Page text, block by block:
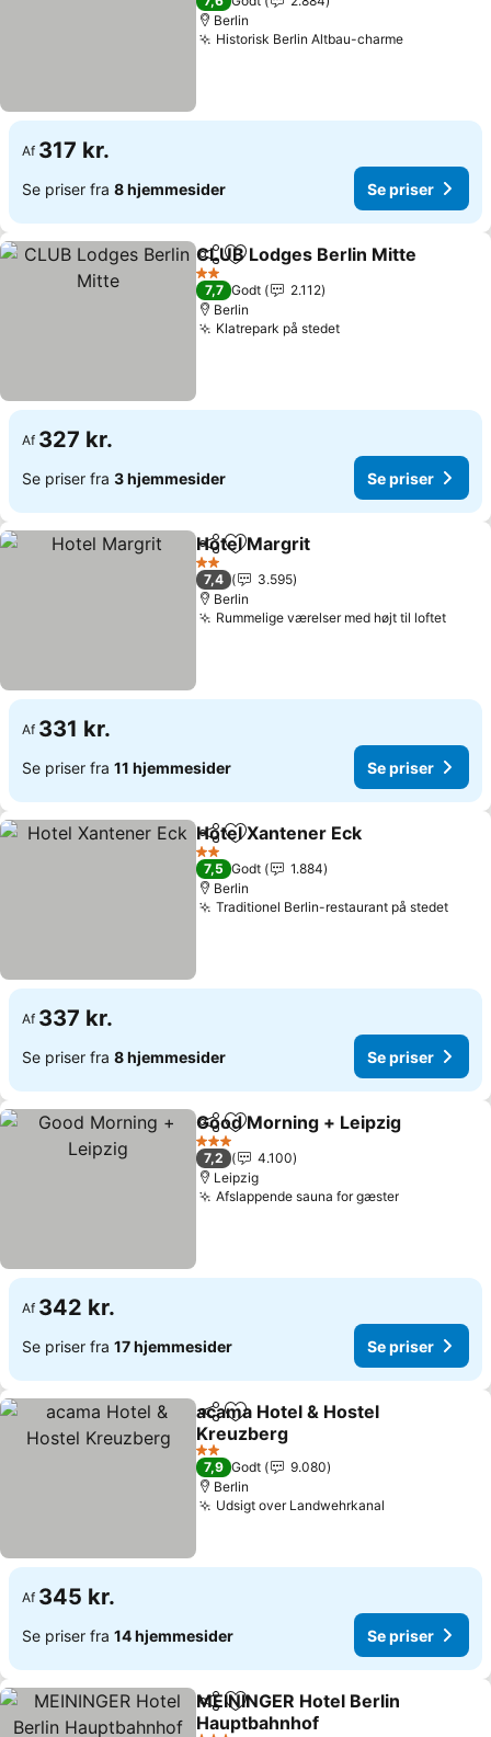
Berlin
Historisk Berlin Altbau-charme
Af 317 kr.
Se priser fra 8 hjemmesider Se priser
Del Føj til favoritter
CLUB Lodges Berlin Mitte
2 Stjerner
7,7 Godt
2.112
Berlin
Klatrepark på stedet
Af 327 kr.
Se priser fra 3 hjemmesider Se priser
Del Føj til favoritter
Hotel Margrit
2 Stjerner
7,4
3.595
Berlin
Rummelige værelser med højt til loftet
Af 331 kr.
Se priser fra 11 hjemmesider Se priser
Del Føj til favoritter
Hotel Xantener Eck
2 Stjerner
7,5 Godt
1.884
Berlin
Traditionel Berlin-restaurant på stedet
Af 337 kr.
Se priser fra 8 hjemmesider Se priser
Del Føj til favoritter
Good Morning + Leipzig
3 Stjerner
7,2
4.100
Leipzig
Afslappende sauna for gæster
Af 342 kr.
Se priser fra 17 hjemmesider Se priser
Del Føj til favoritter
acama Hotel & Hostel
Kreuzberg
2 Stjerner
7,9 Godt
9.080
Berlin
Udsigt over Landwehrkanal
Af 345 kr.
Se priser fra 14 hjemmesider Se priser
Del Føj til favoritter
MEININGER Hotel Berlin
Hauptbahnhof